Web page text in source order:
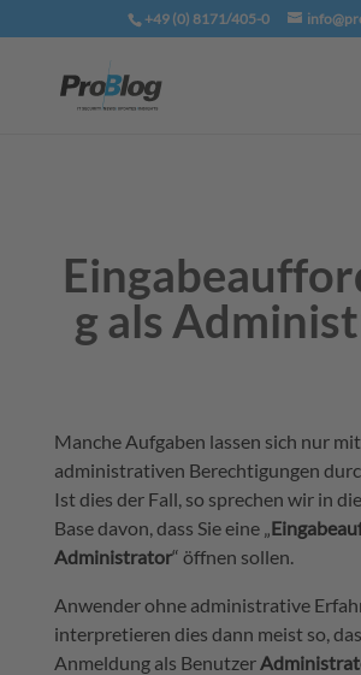
+49 (0) 8171/405-0
g als
Manche Aufgaben lassen sich nur mit
administrativen Berechtigungen
Ist dies der Fall, so sprechen wir in
Base davon, dass Sie eine „
Administrator“ öffnen sollen.
Anwender ohne administrative
interpretieren dies dann meist so,
Anmeldung als Benutzer